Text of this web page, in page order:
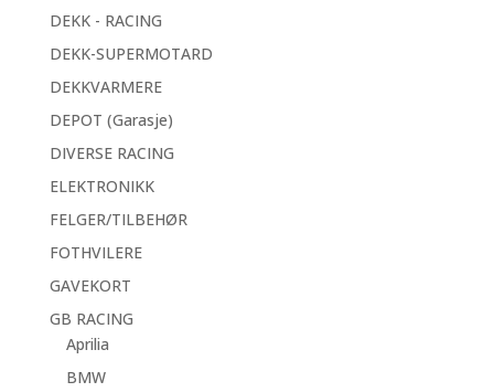
DEKK - RACING
DEKK-SUPERMOTARD
DEKKVARMERE
DEPOT (Garasje)
DIVERSE RACING
ELEKTRONIKK
FELGER/TILBEHØR
FOTHVILERE
GAVEKORT
GB RACING
Aprilia
BMW